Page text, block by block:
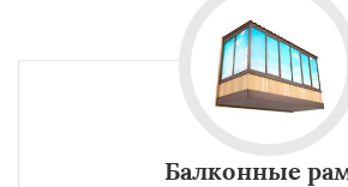
Балконные